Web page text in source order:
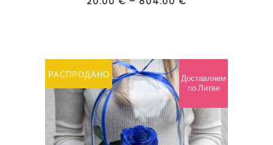
можно
выбрать
странице
товара.
РАСПРОДАНО
Доставляем
по Литве